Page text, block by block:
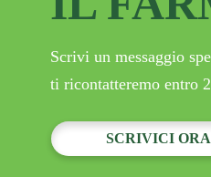
Scrivi un messaggio
ti ricontatteremo entro
SCRIVICI